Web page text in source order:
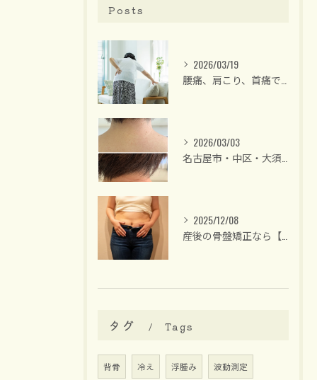
Posts
2026/03/19
2026/03/03
2025/12/08
タグ Tags
背骨 冷え 浮腫み 波動測定